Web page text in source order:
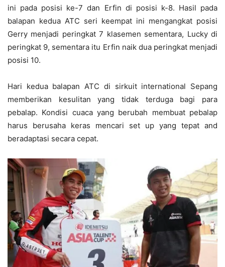
ini pada posisi ke-7 dan Erfin di posisi k-8. Hasil pada
balapan kedua ATC seri keempat ini mengangkat posisi
Gerry menjadi peringkat 7 klasemen sementara, Lucky di
peringkat 9, sementara itu Erfin naik dua peringkat menjadi
posisi 10.
Hari kedua balapan ATC di sirkuit international Sepang
memberikan kesulitan yang tidak terduga bagi para
pebalap. Kondisi cuaca yang berubah membuat pebalap
harus berusaha keras mencari set up yang tepat and
beradaptasi secara cepat.